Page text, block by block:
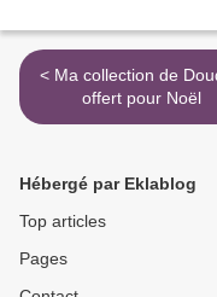
< Ma collection de Doudou
offert pour Noël
Hébergé par Eklablog
Top articles
Pages